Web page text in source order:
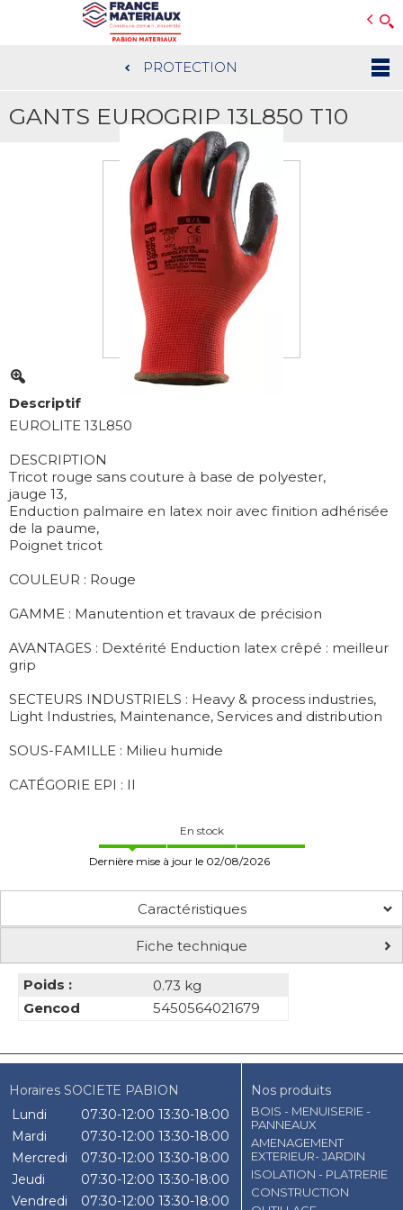
au
contenu
PROTECTION
GANTS EUROGRIP 13L850 T10
Descriptif
EUROLITE 13L850
DESCRIPTION
Tricot rouge sans couture à base de polyester,
jauge 13,
Enduction palmaire en latex noir avec finition adhérisée
de la paume,
Poignet tricot
COULEUR : Rouge
GAMME : Manutention et travaux de précision
AVANTAGES : Dextérité Enduction latex crêpé : meilleur
grip
SECTEURS INDUSTRIELS : Heavy & process industries,
Light Industries, Maintenance, Services and distribution
SOUS-FAMILLE : Milieu humide
CATÉGORIE EPI : II
En stock
Dernière mise à jour le 02/08/2026
Caractéristiques
Fiche technique
Poids :
0.73 kg
Gencod
5450564021679
Horaires SOCIETE PABION
Lundi
07:30-12:00 13:30-18:00
Mardi
07:30-12:00 13:30-18:00
Mercredi
07:30-12:00 13:30-18:00
Jeudi
07:30-12:00 13:30-18:00
Vendredi
07:30-12:00 13:30-18:00
Nos produits
BOIS - MENUISERIE -
PANNEAUX
AMENAGEMENT
EXTERIEUR- JARDIN
ISOLATION - PLATRERIE
CONSTRUCTION